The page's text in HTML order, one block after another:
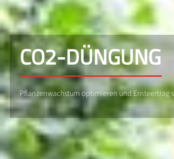
CO2-DÜNGUNG
Pflanzenwachstum optimieren und Ernteertrag